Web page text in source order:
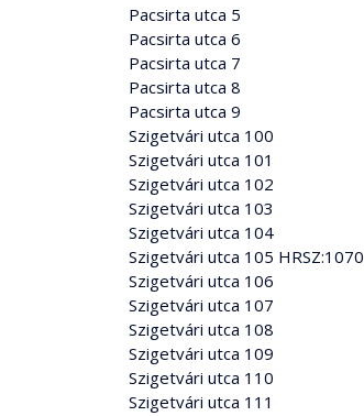
Pacsirta utca 5
Pacsirta utca 6
Pacsirta utca 7
Pacsirta utca 8
Pacsirta utca 9
Szigetvári utca 100
Szigetvári utca 101
Szigetvári utca 102
Szigetvári utca 103
Szigetvári utca 104
Szigetvári utca 105 HRSZ:1070
Szigetvári utca 106
Szigetvári utca 107
Szigetvári utca 108
Szigetvári utca 109
Szigetvári utca 110
Szigetvári utca 111